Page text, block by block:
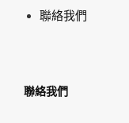
聯絡我們
聯絡我們